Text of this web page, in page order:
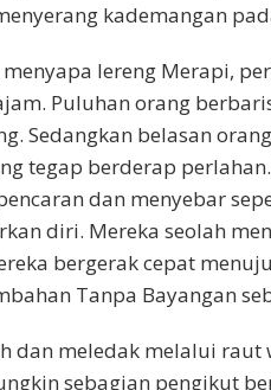
kademangan
lereng Merapi,
Puluhan orang
Sedangkan belasan
tegap berderap
dan menyebar
diri. Mereka seolah
bergerak cepat
Tanpa Bayangan
dan meledak melalui
sebagian pengikut